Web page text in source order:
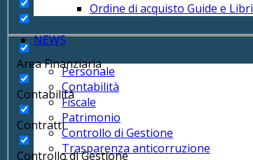
Ordine di acquisto Guide e Libri
NEWS
Personale
Contabilità
Fiscale
Patrimonio
Controllo di Gestione
Trasparenza anticorruzione
Area Finanziaria
Contabilità
Contratti
Controllo di Gestione